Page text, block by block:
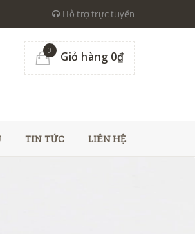
Hỗ trợ trực tuyến
0 Giỏ hàng 0₫
TIN TỨC LIÊN HỆ